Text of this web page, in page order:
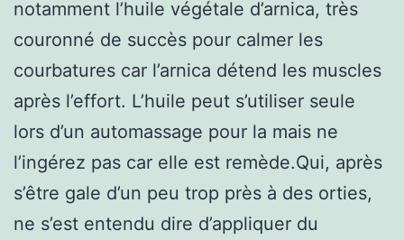
notamment l’huile végétale d’arnica, très
couronné de succès pour calmer les
courbatures car l’arnica détend les muscles
après l’effort. L’huile peut s’utiliser seule
lors d’un automassage pour la mais ne
l’ingérez pas car elle est remède.Qui, après
s’être gale d’un peu trop près à des orties,
ne s’est entendu dire d’appliquer du